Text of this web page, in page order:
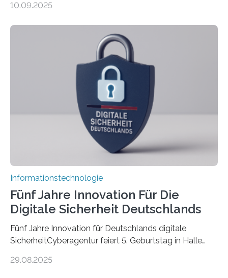
sich CAVECORE – ein neues Marie Skłodowska-Curie
koordiniert wird. Ab dem 1. September werden sich
über einen Zeitraum von vier Jahren insgesamt 15
Promovierende im Rahmen von CAVECORE mit
kognitiven Robotern beschäftigen – also mit Robotern,
die mittels Sensoren ihre Umgebung erfassen,
Informationen verarbeiten und häufig auch mit…
10.09.2025
Informationstechnologie
Fünf Jahre Innovation Für Die
Digitale Sicherheit Deutschlands
Fünf Jahre Innovation für Deutschlands digitale
SicherheitCyberagentur feiert 5. Geburtstag in Halle
ErfolgeDie Agentur für Innovation in der
29.08.2025